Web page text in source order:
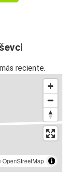
reciente.
OpenStreetMap